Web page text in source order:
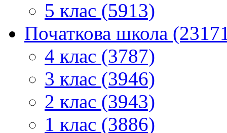
5 клас (5913)
Початкова школа
4 клас (3787)
3 клас (3946)
2 клас (3943)
1 клас (3886)